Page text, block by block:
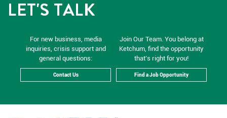
LET'S TALK
For new business, media
inquiries, crisis support and
general questions:
Contact Us
Join Our Team. You belong at
Ketchum, find the opportunity
that’s right for you!
Find a Job Opportunity